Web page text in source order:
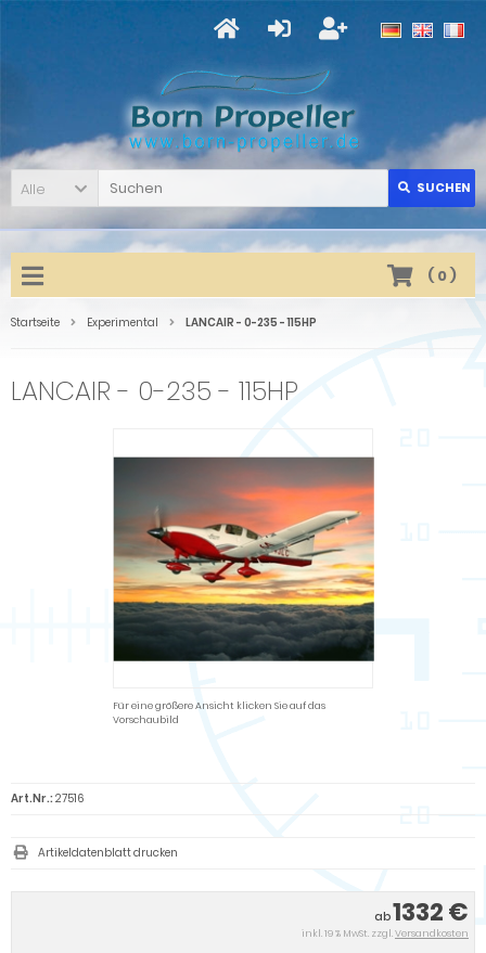
Alle SUCHEN
( 0)
Startseite Experimental LANCAIR - 0-235 - 115HP
LANCAIR - 0-235 - 115HP
Für eine größere Ansicht klicken Sie auf das
Vorschaubild
ab1332 €
inkl. 19 % MwSt. zzgl.Versandkosten
Art.Nr.: 27516
Artikeldatenblatt drucken